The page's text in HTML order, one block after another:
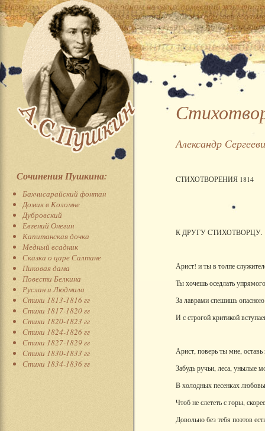
Сочинения Пушкина:
Бахчисарайский фонтан
Домик в Коломне
Дубровский
Евгений Онегин
Капитанская дочка
Медный всадник
Сказка о царе Салтане
Пиковая дама
Повести Белкина
Руслан и Людмила
Стихи 1813-1816 гг
Стихи 1817-1820 гг
Стихи 1820-1823 гг
Стихи 1824-1826 гг
Стихи 1827-1829 гг
Стихи 1830-1833 гг
Стихи 1834-1836 гг
Александр
СТИХОТВОРЕНИЯ 1814
К ДРУГУ СТИХОТВОРЦУ.
Арист! и ты в толпе
Ты хочешь оседлать
За лаврами спешишь опасною
И с строгой критикой
Арист, поверь ты мне,
Забудь ручьи, леса, унылые
В холодных песенках
Чтоб не слететь с горы,
Довольно без тебя поэтов